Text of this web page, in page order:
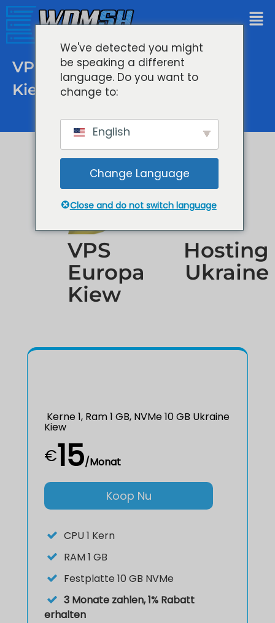
VPS Hosting Europa Ukraine
Kiew
VPS Hosting
Europa Ukraine
Kiew
Kerne 1, Ram 1 GB, NVMe 10 GB Ukraine
Kiew
€15/Monat
Koop Nu
CPU 1 Kern
RAM 1 GB
Festplatte 10 GB NVMe
3 Monate zahlen, 1% Rabatt
erhalten
We've detected you might
be speaking a different
language. Do you want to
change to:
English
Change Language
Close and do not switch language